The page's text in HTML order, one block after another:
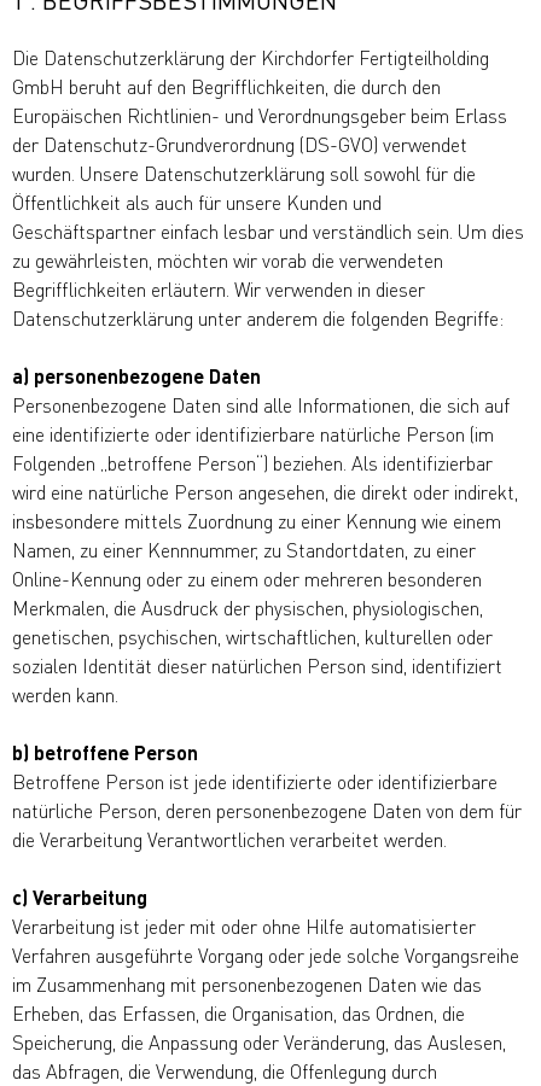
Die Datenschutzerklärung der Kirchdorfer Fertigteilholding
GmbH beruht auf den Begrifflichkeiten, die durch den
Europäischen Richtlinien- und Verordnungsgeber beim Erlass
der Datenschutz-Grundverordnung (DS-GVO) verwendet
wurden. Unsere Datenschutzerklärung soll sowohl für die
Öffentlichkeit als auch für unsere Kunden und
Geschäftspartner einfach lesbar und verständlich sein. Um dies
zu gewährleisten, möchten wir vorab die verwendeten
Begrifflichkeiten erläutern. Wir verwenden in dieser
Datenschutzerklärung unter anderem die folgenden Begriffe:
a) personenbezogene Daten
Personenbezogene Daten sind alle Informationen, die sich auf
eine identifizierte oder identifizierbare natürliche Person (im
Folgenden „betroffene Person“) beziehen. Als identifizierbar
wird eine natürliche Person angesehen, die direkt oder indirekt,
insbesondere mittels Zuordnung zu einer Kennung wie einem
Namen, zu einer Kennnummer, zu Standortdaten, zu einer
Online-Kennung oder zu einem oder mehreren besonderen
Merkmalen, die Ausdruck der physischen, physiologischen,
genetischen, psychischen, wirtschaftlichen, kulturellen oder
sozialen Identität dieser natürlichen Person sind, identifiziert
werden kann.
b) betroffene Person
Betroffene Person ist jede identifizierte oder identifizierbare
natürliche Person, deren personenbezogene Daten von dem für
die Verarbeitung Verantwortlichen verarbeitet werden.
c) Verarbeitung
Verarbeitung ist jeder mit oder ohne Hilfe automatisierter
Verfahren ausgeführte Vorgang oder jede solche Vorgangsreihe
im Zusammenhang mit personenbezogenen Daten wie das
Erheben, das Erfassen, die Organisation, das Ordnen, die
Speicherung, die Anpassung oder Veränderung, das Auslesen,
das Abfragen, die Verwendung, die Offenlegung durch